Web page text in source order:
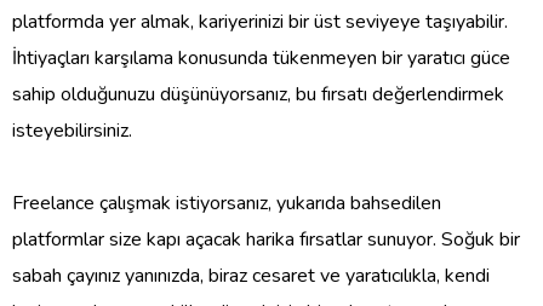
platformda yer almak, kariyerinizi bir üst seviyeye taşıyabilir.
İhtiyaçları karşılama konusunda tükenmeyen bir yaratıcı güce
sahip olduğunuzu düşünüyorsanız, bu fırsatı değerlendirmek
isteyebilirsiniz.
Freelance çalışmak istiyorsanız, yukarıda bahsedilen
platformlar size kapı açacak harika fırsatlar sunuyor. Soğuk bir
sabah çayınız yanınızda, biraz cesaret ve yaratıcılıkla, kendi